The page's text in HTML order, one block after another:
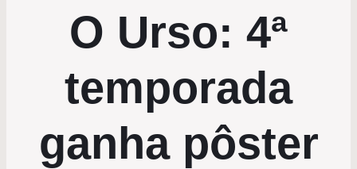
O Urso: 4ª
temporada
ganha pôster